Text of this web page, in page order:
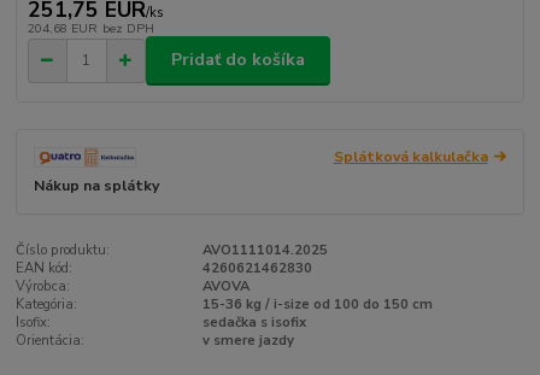
251,75 EUR/ks
204,68 EUR bez DPH
Pridať do košíka
Splátková kalkulačka
Nákup na splátky
Číslo produktu:
AVO1111014.2025
EAN kód:
4260621462830
Výrobca:
AVOVA
Kategória:
15-36 kg / i-size od 100 do 150 cm
Isofix:
sedačka s isofix
Orientácia:
v smere jazdy